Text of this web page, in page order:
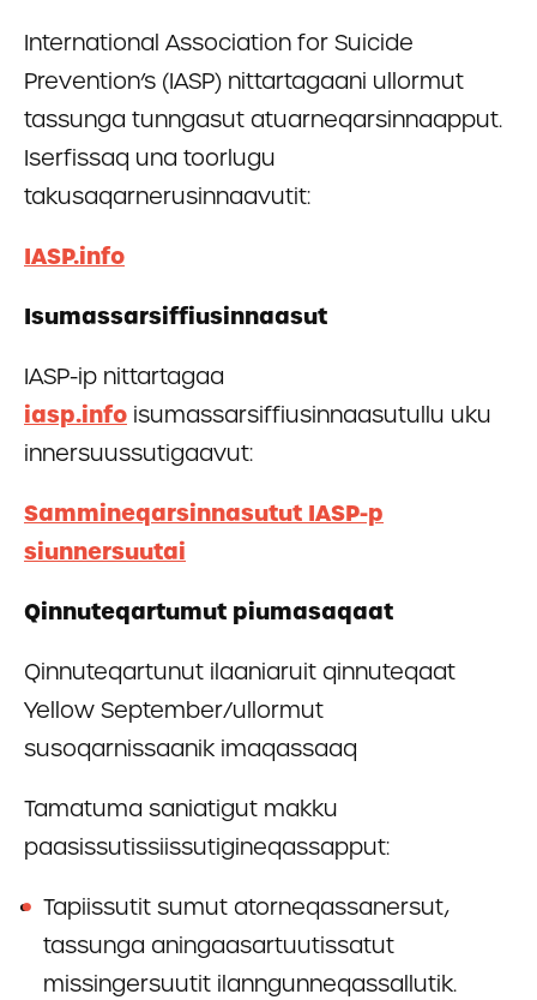
International Association for Suicide
Prevention’s (IASP) nittartagaani ullormut
tassunga tunngasut atuarneqarsinnaapput.
Iserfissaq una toorlugu
takusaqarnerusinnaavutit:
IASP.info
Isumassarsiffiusinnaasut
IASP-ip nittartagaa
iasp.info isumassarsiffiusinnaasutullu uku
innersuussutigaavut:
Sammineqarsinnasutut IASP-p
siunnersuutai
Qinnuteqartumut piumasaqaat
Qinnuteqartunut ilaaniaruit qinnuteqaat
Yellow September/ullormut
susoqarnissaanik imaqassaaq
Tamatuma saniatigut makku
paasissutissiissutigineqassapput:
Tapiissutit sumut atorneqassanersut,
tassunga aningaasartuutissatut
missingersuutit ilanngunneqassallutik.